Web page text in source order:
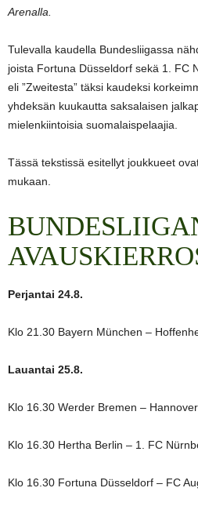
Arenalla.
Tulevalla kaudella Bundesliigassa
joista Fortuna Düsseldorf sekä 1. FC
eli ”Zweitesta” täksi kaudeksi
yhdeksän kuukautta saksalaisen
mielenkiintoisia suomalaispelaajia.
Tässä tekstissä esitellyt joukkueet
mukaan.
Perjantai 24.8.
Klo 21.30 Bayern München –
Lauantai 25.8.
Klo 16.30 Werder Bremen – Hannover
Klo 16.30 Hertha Berlin – 1. FC
Klo 16.30 Fortuna Düsseldorf – FC